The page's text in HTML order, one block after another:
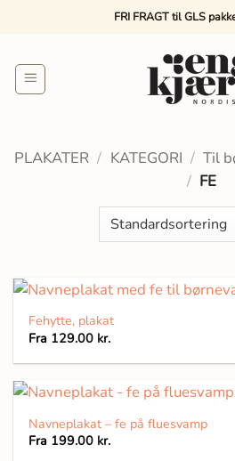
FRI FRAGT til GLS
PLAKATER / KATEGORI / Til
/ FE
Fehytte, plakat
Fra 129.00 kr.
Navneplakat – fe på fluesvamp
Fra 199.00 kr.